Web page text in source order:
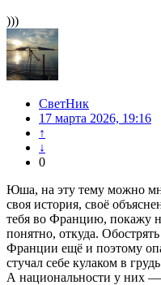
)))
СветНик
17 марта 2026, 19:16
↑
↓
0
Юша, на эту тему можно
своя история, своё
тебя во Францию, покажу
понятно, откуда.
Франции ещё и поэтому
стучал себе кулаком в
А национальности у них